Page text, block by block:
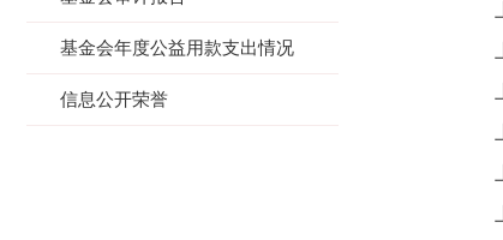
基金会年度公益用款支出情况
信息公开荣誉